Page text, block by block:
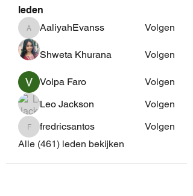
leden
AaliyahEvanss
AaliyahEvanss Volgen
Shweta Khurana Volgen
Volpa Faro
Volgen
Leo Jackson
Volgen
fredricsantos
fredricsantos
Volgen
Alle (461) leden bekijken